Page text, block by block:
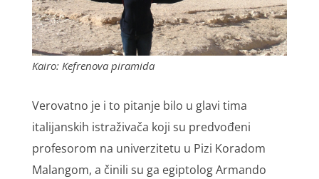
Kairo: Kefrenova piramida
Verovatno je i to pitanje bilo u glavi tima
italijanskih istraživača koji su predvođeni
profesorom na univerzitetu u Pizi Koradom
Malangom, a činili su ga egiptolog Armando